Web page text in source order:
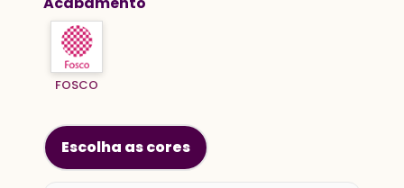
FOSCO
Escolha as cores